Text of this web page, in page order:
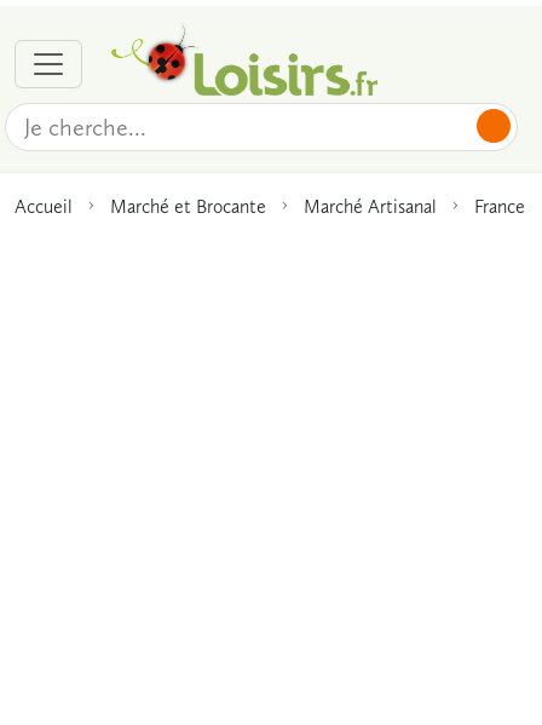
Accueil Marché et Brocante Marché Artisanal France